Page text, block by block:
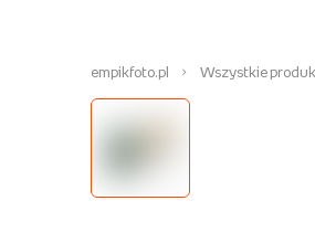
empikfoto.pl Wszystkie